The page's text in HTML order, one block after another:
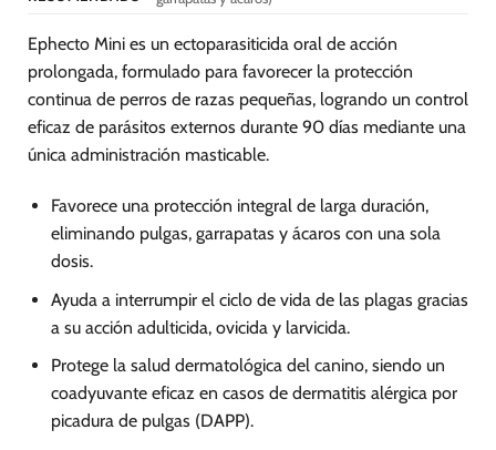
de
Ephecto Mini es un ectoparasiticida oral de acción
prolongada, formulado para favorecer la protección
continua de perros de razas pequeñas, logrando un control
eficaz de parásitos externos durante 90 días mediante una
única administración masticable.
Favorece una protección integral de larga duración,
eliminando pulgas, garrapatas y ácaros con una sola
dosis.
Ayuda a interrumpir el ciclo de vida de las plagas gracias
a su acción adulticida, ovicida y larvicida.
Protege la salud dermatológica del canino, siendo un
coadyuvante eficaz en casos de dermatitis alérgica por
picadura de pulgas (DAPP).